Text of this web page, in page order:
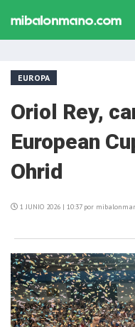
EUROPA
Oriol Rey,
European
Ohrid
1 JUNIO 2026 | 10:37 por